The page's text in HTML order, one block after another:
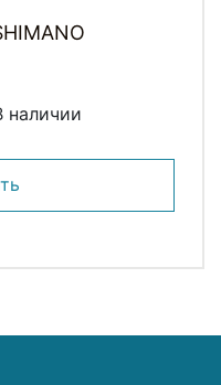
наличии